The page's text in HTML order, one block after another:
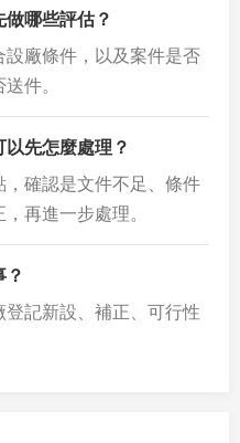
哪些評估？
廠條件，以及案件是否
件。
先怎麼處理？
確認是文件不足、條件
再進一步處理。
？
記新設、補正、可行性